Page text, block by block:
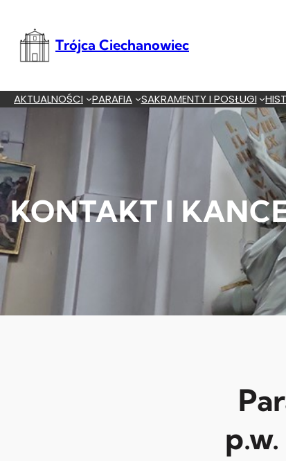
treści
Trójca Ciechanowiec
AKTUALNOŚCI PARAFIA SAKRAMENTY I POSŁUGI
KONTAKT I